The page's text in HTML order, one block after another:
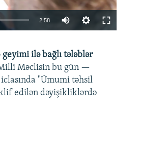
2:58
360p
480p
720p
ilə bağlı tələblər
Məclisin bu gün —
"Ümumi təhsil
edilən dəyişikliklərdə